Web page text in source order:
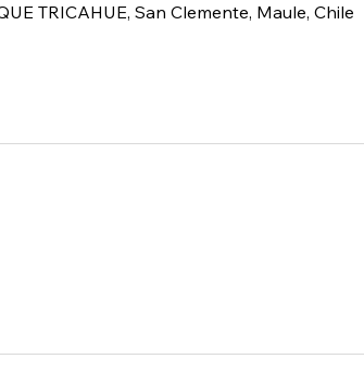
TRICAHUE, San Clemente, Maule, Chile